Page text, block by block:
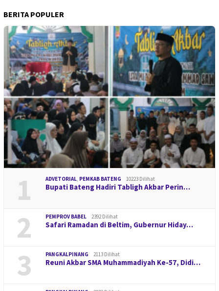
BERITA POPULER
1 ADVETORIAL PEMKAB BATENG 10223 Dilihat
Bupati Bateng Hadiri Tabligh Akbar Perin…
2 PEMPROV BABEL 2392 Dilihat
Safari Ramadan di Beltim, Gubernur Hiday…
3 PANGKALPINANG 2113 Dilihat
Reuni Akbar SMA Muhammadiyah Ke-57, Didi…